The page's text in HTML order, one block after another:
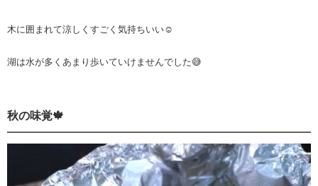
木に囲まれて涼しくすごく気持ちいい☺️
湖は水が多くあまり歩いていけませんでした😅
秋の味覚🍁